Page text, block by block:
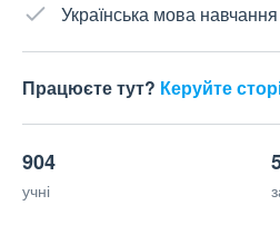
Українська мова навчання
Працюєте тут? Керуйте
904
учні